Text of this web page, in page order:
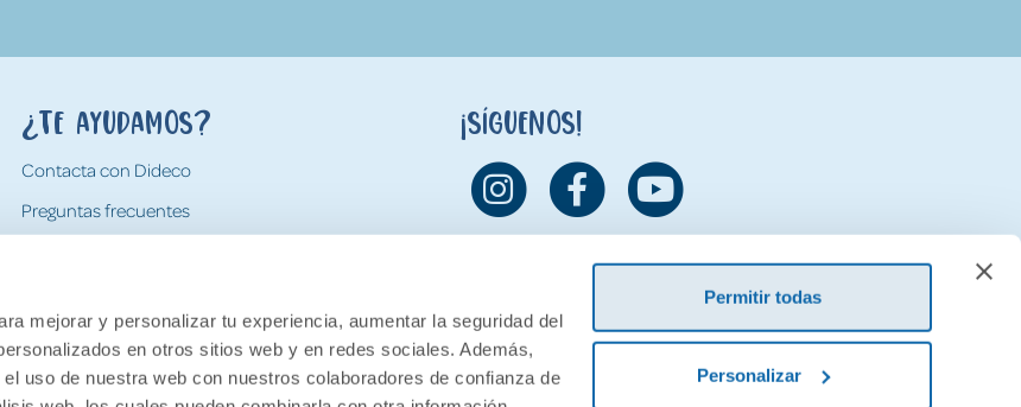
mejorar y personalizar tu experiencia, aumentar la seguridad del
en otros sitios web y en redes sociales. Además,
uso de nuestra web con nuestros colaboradores de confianza de
Permitir todas
Personalizar
¿Te ayudamos?
Contacta con Dideco
Preguntas frecuentes
Devoluciones
¡Síguenos!